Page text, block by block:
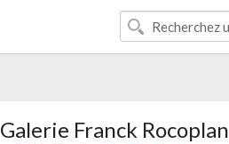
Galerie Franck Rocoplan